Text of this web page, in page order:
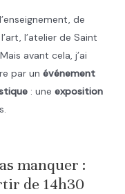
de
l’atelier de Saint
avant cela, j’ai
par un événement
: une exposition
manquer :
de 14h30